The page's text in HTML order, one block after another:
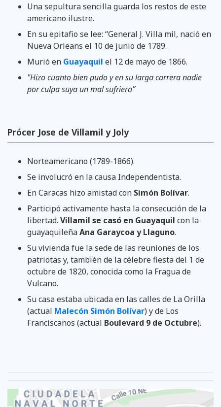
Una sepultura sencilla guarda los restos de este
americano ilustre.
En su epitafio se lee: “General J. Villa mil, nació en
Nueva Orleans el 10 de junio de 1789.
Murió en Guayaquil el 12 de mayo de 1866.
"Hizo cuanto bien pudo y en su larga carrera nadie
por culpa suya un mal sufriera”
Prócer Jose de Villamil y Joly
Norteamericano (1789-1866).
Se involucró en la causa Independentista.
En Caracas hizo amistad con Simón Bolívar.
Participó activamente hasta la consecución de la
libertad. Villamil se casó en Guayaquil con la
guayaquileñaAna Garaycoa y Llaguno.
Su vivienda fue la sede de las reuniones de los
patriotas y, también de la célebre fiesta del 1 de
octubre de 1820, conocida como la Fragua de
Vulcano.
Su casa estaba ubicada en las calles de La Orilla
(actual Malecón Simón Bolívar) y de Los
Franciscanos (actual Boulevard 9 de Octubre).